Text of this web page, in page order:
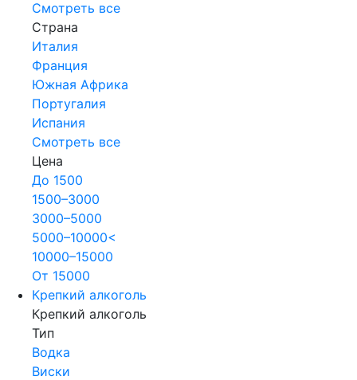
Смотреть все
Страна
Италия
Франция
Южная Африка
Португалия
Испания
Смотреть все
Цена
До 1500
1500–3000
3000–5000
5000–10000<
10000–15000
От 15000
Крепкий алкоголь
Крепкий алкоголь
Тип
Водка
Виски